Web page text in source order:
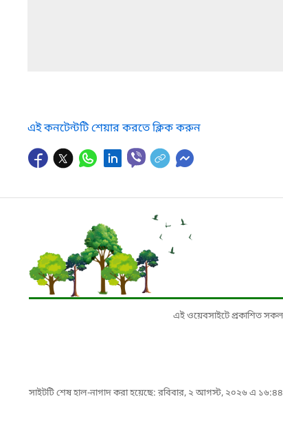
এই কনটেন্টটি শেয়ার করতে ক্লিক করুন
এই ওয়েবসাইটে প্রকাশিত সকল
সাইটটি শেষ হাল-নাগাদ করা হয়েছে: রবিবার, ২ আগস্ট, ২০২৬ এ